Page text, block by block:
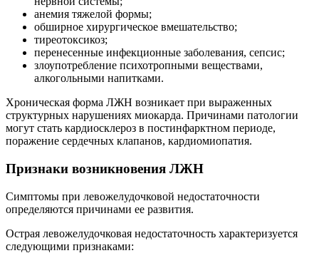
анемия тяжелой формы;
обширное хирургическое вмешательство;
тиреотоксикоз;
перенесенные инфекционные заболевания, сепсис;
злоупотребление психотропными веществами,
алкогольными напитками.
Хроническая форма ЛЖН возникает при выраженных
структурных нарушениях миокарда. Причинами патологии
могут стать кардиосклероз в постинфарктном периоде,
поражение сердечных клапанов, кардиомиопатия.
Признаки возникновения ЛЖН
Симптомы при левожелудочковой недостаточности
определяются причинами ее развития.
Острая левожелудочковая недостаточность характеризуется
следующими признаками: